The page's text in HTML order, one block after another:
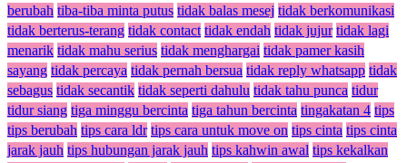
berubah tiba-tiba minta putus tidak balas mesej tidak berkomunikasi
tidak berterus-terang tidak contact tidak endah tidak jujur tidak lagi
menarik tidak mahu serius tidak menghargai tidak pamer kasih
sayang tidak percaya tidak pernah bersua tidak reply whatsapp tidak
sebagus tidak secantik tidak seperti dahulu tidak tahu punca tidur
tidur siang tiga minggu bercinta tiga tahun bercinta tingakatan 4 tips
tips berubah tips cara ldr tips cara untuk move on tips cinta tips cinta
jarak jauh tips hubungan jarak jauh tips kahwin awal tips kekalkan